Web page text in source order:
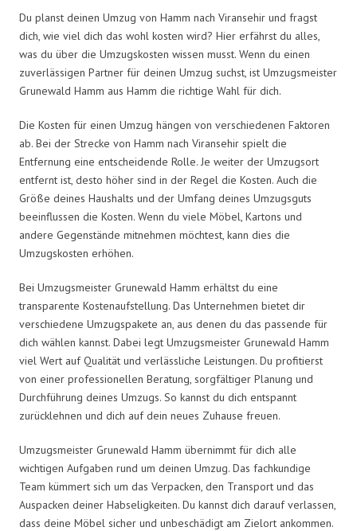
Du planst deinen Umzug von Hamm nach Viransehir und fragst
dich, wie viel dich das wohl kosten wird? Hier erfährst du alles,
was du über die Umzugskosten wissen musst. Wenn du einen
zuverlässigen Partner für deinen Umzug suchst, ist Umzugsmeister
Grunewald Hamm aus Hamm die richtige Wahl für dich.
Die Kosten für einen Umzug hängen von verschiedenen Faktoren
ab. Bei der Strecke von Hamm nach Viransehir spielt die
Entfernung eine entscheidende Rolle. Je weiter der Umzugsort
entfernt ist, desto höher sind in der Regel die Kosten. Auch die
Größe deines Haushalts und der Umfang deines Umzugsguts
beeinflussen die Kosten. Wenn du viele Möbel, Kartons und
andere Gegenstände mitnehmen möchtest, kann dies die
Umzugskosten erhöhen.
Bei Umzugsmeister Grunewald Hamm erhältst du eine
transparente Kostenaufstellung. Das Unternehmen bietet dir
verschiedene Umzugspakete an, aus denen du das passende für
dich wählen kannst. Dabei legt Umzugsmeister Grunewald Hamm
viel Wert auf Qualität und verlässliche Leistungen. Du profitierst
von einer professionellen Beratung, sorgfältiger Planung und
Durchführung deines Umzugs. So kannst du dich entspannt
zurücklehnen und dich auf dein neues Zuhause freuen.
Umzugsmeister Grunewald Hamm übernimmt für dich alle
wichtigen Aufgaben rund um deinen Umzug. Das fachkundige
Team kümmert sich um das Verpacken, den Transport und das
Auspacken deiner Habseligkeiten. Du kannst dich darauf verlassen,
dass deine Möbel sicher und unbeschädigt am Zielort ankommen.